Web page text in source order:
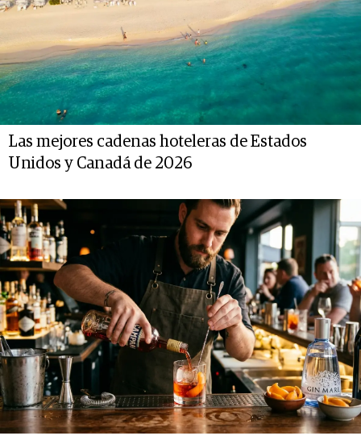
Las mejores cadenas hoteleras de Estados
Unidos y Canadá de 2026